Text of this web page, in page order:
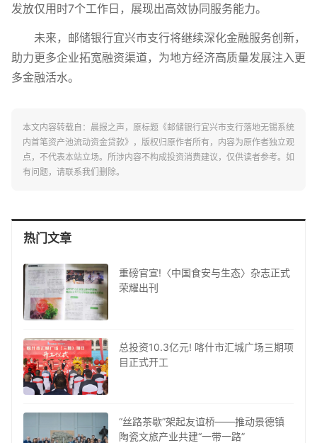
发放仅用时7个工作日，展现出高效协同服务能力。
未来，邮储银行宜兴市支行将继续深化金融服务创新，
助力更多企业拓宽融资渠道，为地方经济高质量发展注入更
多金融活水。
本文内容转载自：晨报之声，原标题《邮储银行宜兴市支行落地无锡系统
内首笔资产池流动资金贷款》，版权归原作者所有，内容为原作者独立观
点，不代表本站立场。所涉内容不构成投资消费建议，仅供读者参考。如
有问题，请联系我们删除。
热门文章
重磅官宣!〈中国食安与生态〉杂志正式
荣耀出刊
总投资10.3亿元! 喀什市汇城广场三期项
目正式开工
“丝路茶歇”架起友谊桥——推动景德镇
陶瓷文旅产业共建“一带一路”